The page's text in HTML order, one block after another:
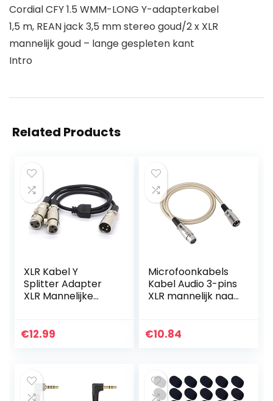
Cordial CFY 1.5 WMM-LONG Y-adapterkabel
1,5 m, REAN jack 3,5 mm stereo goud/2 x XLR
mannelijk goud – lange gespleten kant
Intro
Related Products
XLR Kabel Y
Splitter Adapter
XLR Mannelijke
Extension Koorden
Vrouwelijk)
€12.99
Microfoonkabels
Kabel Audio 3-pins
XLR mannelijk naar
Microfoon Kabel
geluid, Toepassen
op elektrische
€10.84